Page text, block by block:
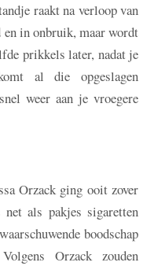
raakt na verloop van
in onbruik, maar wordt
prikkels later, nadat je
al die opgeslagen
weer aan je vroegere
Orzack ging ooit zover
net als pakjes sigaretten
boodschap
Orzack zouden